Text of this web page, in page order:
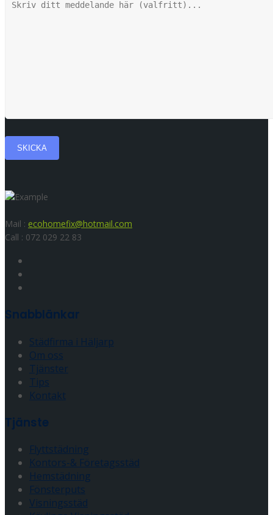
Mail : ecohomefix@hotmail.com
Call : 072 029 22 83
Snabblänkar
Städfirma i Häljarp
Om oss
Tjänster
Tips
Kontakt
Tjänste
Flyttstädning
Kontors-& Företagsstäd
Hemstädning
Fönsterputs
Visningsstäd